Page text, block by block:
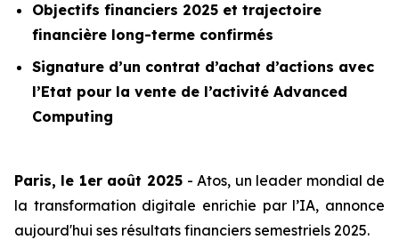
Objectifs financiers 2025 et trajectoire
financière long-terme confirmés
Signature d’un contrat d’achat d’actions avec
l’Etat pour la vente de l’activité Advanced
Computing
Paris, le 1er août 2025 - Atos, un leader mondial de
la transformation digitale enrichie par l’IA, annonce
aujourd'hui ses résultats financiers semestriels 2025.